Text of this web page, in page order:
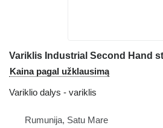
Kaina pagal užklausimą
Variklio dalys - variklis
Rumunija, Satu Mare